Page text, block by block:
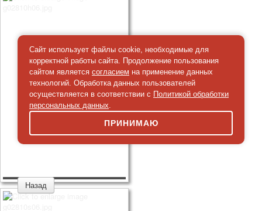
Сайт использует файлы cookie, необходимые для
корректной работы сайта. Продолжение пользования
сайтом является согласием на применение данных
технологий. Обработка данных пользователей
осуществляется в соответствии с Политикой обработки
персональных данных.
ПРИНИМАЮ